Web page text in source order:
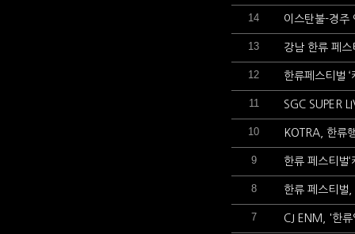
14 이스탄불-경주
13 강남 한류 페스
12 한류페스티벌
11 SGC SUPER
10 KOTRA, 한류
9 한류 페스티벌
8 한류 페스티벌
7 CJ ENM, '한류